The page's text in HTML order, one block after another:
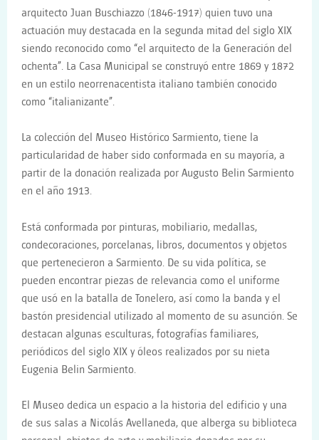
arquitecto Juan Buschiazzo (1846-1917) quien tuvo una
actuación muy destacada en la segunda mitad del siglo XIX
siendo reconocido como “el arquitecto de la Generación del
ochenta”. La Casa Municipal se construyó entre 1869 y 1872
en un estilo neorrenacentista italiano también conocido
como “italianizante”.
La colección del Museo Histórico Sarmiento, tiene la
particularidad de haber sido conformada en su mayoría, a
partir de la donación realizada por Augusto Belin Sarmiento
en el año 1913.
Está conformada por pinturas, mobiliario, medallas,
condecoraciones, porcelanas, libros, documentos y objetos
que pertenecieron a Sarmiento. De su vida política, se
pueden encontrar piezas de relevancia como el uniforme
que usó en la batalla de Tonelero, así como la banda y el
bastón presidencial utilizado al momento de su asunción. Se
destacan algunas esculturas, fotografías familiares,
periódicos del siglo XIX y óleos realizados por su nieta
Eugenia Belin Sarmiento.
El Museo dedica un espacio a la historia del edificio y una
de sus salas a Nicolás Avellaneda, que alberga su biblioteca